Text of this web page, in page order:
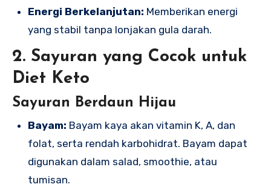
Energi Berkelanjutan: Memberikan energi
yang stabil tanpa lonjakan gula darah.
2. Sayuran yang Cocok untuk
Diet Keto
Sayuran Berdaun Hijau
Bayam: Bayam kaya akan vitamin K, A, dan
folat, serta rendah karbohidrat. Bayam dapat
digunakan dalam salad, smoothie, atau
tumisan.